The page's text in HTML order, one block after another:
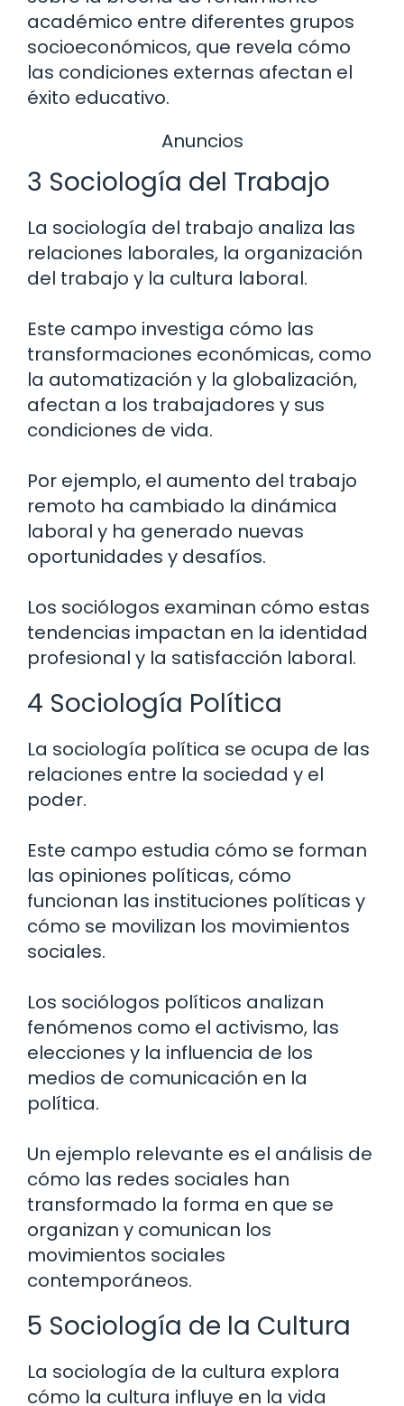
académico entre diferentes grupos
socioeconómicos, que revela cómo
las condiciones externas afectan el
éxito educativo.
Anuncios
3 Sociología del Trabajo
La sociología del trabajo analiza las
relaciones laborales, la organización
del trabajo y la cultura laboral.
Este campo investiga cómo las
transformaciones económicas, como
la automatización y la globalización,
afectan a los trabajadores y sus
condiciones de vida.
Por ejemplo, el aumento del trabajo
remoto ha cambiado la dinámica
laboral y ha generado nuevas
oportunidades y desafíos.
Los sociólogos examinan cómo estas
tendencias impactan en la identidad
profesional y la satisfacción laboral.
4 Sociología Política
La sociología política se ocupa de las
relaciones entre la sociedad y el
poder.
Este campo estudia cómo se forman
las opiniones políticas, cómo
funcionan las instituciones políticas y
cómo se movilizan los movimientos
sociales.
Los sociólogos políticos analizan
fenómenos como el activismo, las
elecciones y la influencia de los
medios de comunicación en la
política.
Un ejemplo relevante es el análisis de
cómo las redes sociales han
transformado la forma en que se
organizan y comunican los
movimientos sociales
contemporáneos.
5 Sociología de la Cultura
La sociología de la cultura explora
cómo la cultura influye en la vida